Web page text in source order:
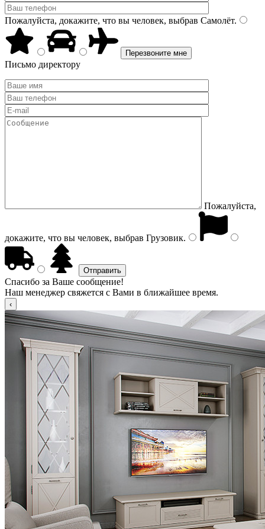
Пожалуйста, докажите, что вы человек, выбрав Самолёт.
Письмо директору
Пожалуйста,
докажите, что вы человек, выбрав Грузовик.
Спасибо за Ваше сообщение!
Наш менеджер свяжется с Вами в ближайшее время.